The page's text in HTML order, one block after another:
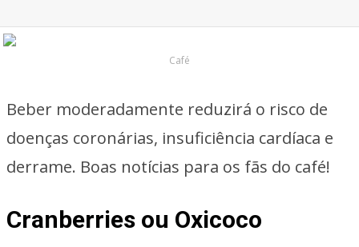
Café
Beber moderadamente reduzirá o risco de
doenças coronárias, insuficiência cardíaca e
derrame. Boas notícias para os fãs do café!
Cranberries ou Oxicoco